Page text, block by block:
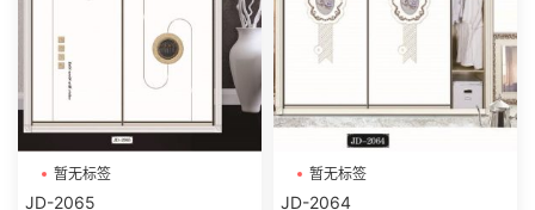
暂无标签
JD-2065
暂无标签
JD-2064